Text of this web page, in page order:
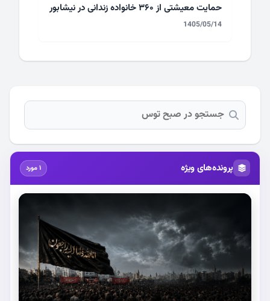
حمایت معیشتی از ۳۶۰ خانواده زندانی در نیشابور
1405/05/14
پرونده‌های ویژه 1 مورد